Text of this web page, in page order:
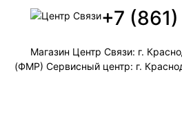
+7
Магазин Центр Связи: г.
(ФМР) Сервисный центр: г.